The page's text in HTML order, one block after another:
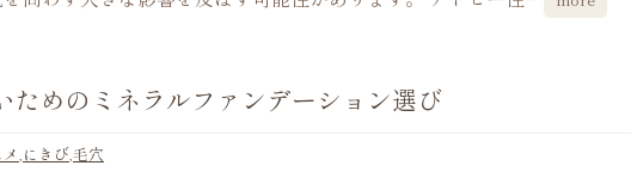
ためのミネラルファンデーション選び
,にきび,毛穴